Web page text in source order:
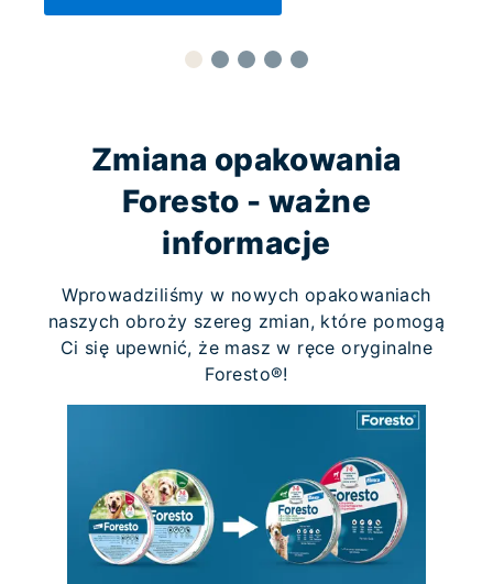
Zmiana opakowania
Foresto - ważne
informacje
Wprowadziliśmy w nowych opakowaniach
naszych obroży szereg zmian, które pomogą
Ci się upewnić, że masz w ręce oryginalne
Foresto®!